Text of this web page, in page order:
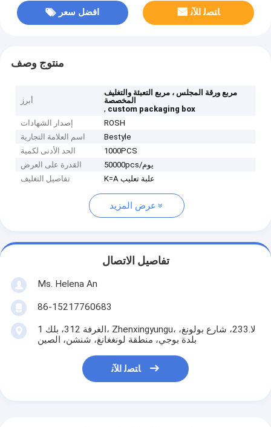
افضل سعر ﺎﺘﺼﻟ ﺍﻶﻧ
منتوج وصف
أبرز
مربع ورقة المجلس ، مربع التعبئة والتغليف
المخصصة
, custom packaging box
إصدار الشهادات
ROSH
اسم العلامة التجارية
Bestyle
الحد الأدنى لكمية
1000PCS
القدرة على العرض
50000pcs/يوم
تفاصيل التغليف
K=A علبة تعليب
عرض المزيد
تفاصيل الاتصال
Ms. Helena An
86-15217760683
الغرفة 312، بلك 1، Zhenxingyungu، لا.233، شارع بولونغ،
بلدة بوجي، منطقة لونغغانغ، شنشن، الصين
ﺎﺘﺼﻟ ﺍﻶﻧ